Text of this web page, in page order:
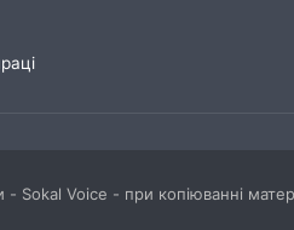
Sokal Voice - при копіюванні